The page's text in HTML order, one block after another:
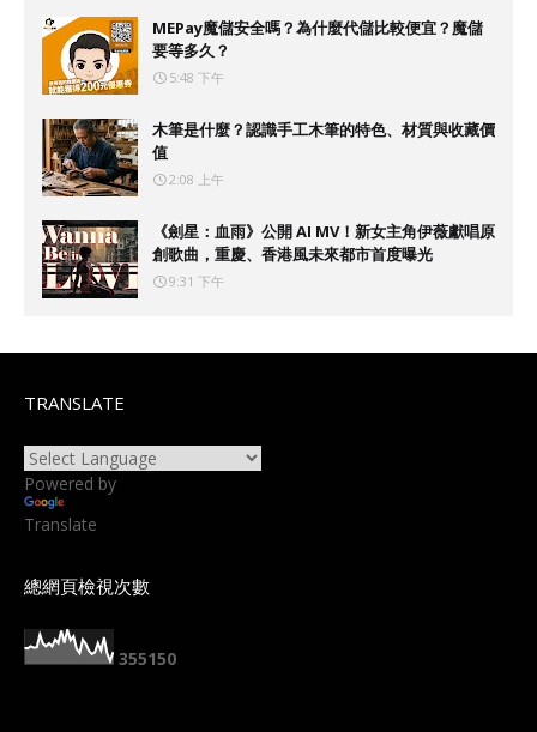
MEPay魔儲安全嗎？為什麼代儲比較便宜？魔儲
要等多久？
5:48 下午
木筆是什麼？認識手工木筆的特色、材質與收藏價
值
2:08 上午
《劍星：血雨》公開 AI MV！新女主角伊薇獻唱原
創歌曲，重慶、香港風未來都市首度曝光
9:31 下午
TRANSLATE
Powered by
Translate
總網頁檢視次數
355150